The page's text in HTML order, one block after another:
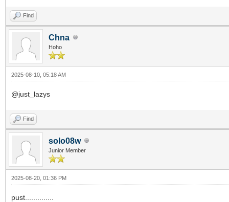
Find
Chna
Hoho
2025-08-10, 05:18 AM
@just_lazys
Find
solo08w
Junior Member
2025-08-20, 01:36 PM
pust..............